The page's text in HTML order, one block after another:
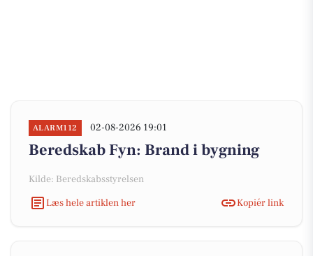
ALARM112 02-08-2026 19:01
Beredskab Fyn: Brand i bygning
Kilde: Beredskabsstyrelsen
Læs hele artiklen her
Kopiér link